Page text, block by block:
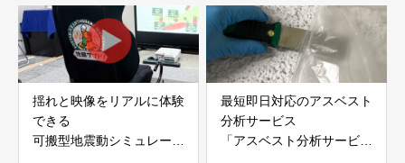
会社
揺れと映像をリアルに体験
できる
可搬型地震動シミュレータ
最短即日対応のアスベスト
分析サービス
「アスベスト分析サービ